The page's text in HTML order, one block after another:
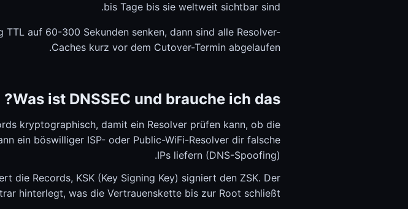
bis Tage bis sie weltweit sichtbar sind.
auf 60-300 Sekunden senken, dann sind alle Resolver-
Caches kurz vor dem Cutover-Termin abgelaufen.
Was ist DNSSEC und brauche ich das?
kryptographisch, damit ein Resolver prüfen kann, ob die
ein böswilliger ISP- oder Public-WiFi-Resolver dir falsche
IPs liefern (DNS-Spoofing).
die Records, KSK (Key Signing Key) signiert den ZSK. Der
hinterlegt, was die Vertrauenskette bis zur Root schließt.